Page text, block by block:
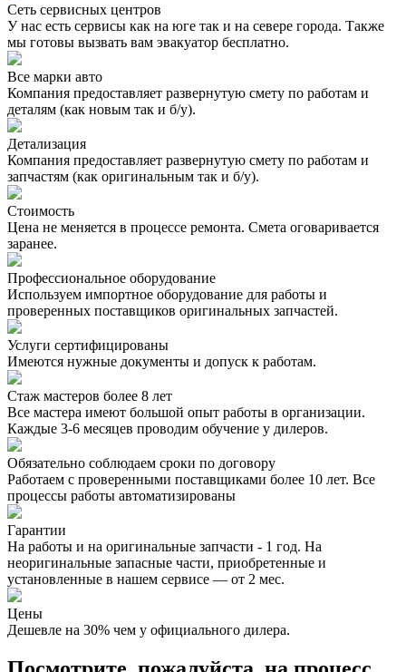
Сеть сервисных центров
У нас есть сервисы как на юге так и на севере города. Также
мы готовы вызвать вам эвакуатор бесплатно.
Все марки авто
Компания предоставляет развернутую смету по работам и
деталям (как новым так и б/у).
Детализация
Компания предоставляет развернутую смету по работам и
запчастям (как оригинальным так и б/у).
Стоимость
Цена не меняется в процессе ремонта. Смета оговаривается
заранее.
Профессиональное оборудование
Используем импортное оборудование для работы и
проверенных поставщиков оригинальных запчастей.
Услуги сертифицированы
Имеются нужные документы и допуск к работам.
Стаж мастеров более 8 лет
Все мастера имеют большой опыт работы в организации.
Каждые 3-6 месяцев проводим обучение у дилеров.
Обязательно соблюдаем сроки по договору
Работаем с проверенными поставщиками более 10 лет. Все
процессы работы автоматизированы
Гарантии
На работы и на оригинальные запчасти - 1 год. На
неоригинальные запасные части, приобретенные и
установленные в нашем сервисе — от 2 мес.
Цены
Дешевле на 30% чем у официального дилера.